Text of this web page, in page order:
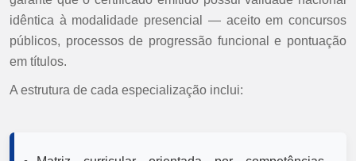
idêntica à modalidade presencial — aceito em concursos
públicos, processos de progressão funcional e pontuação
em títulos.
A estrutura de cada especialização inclui: